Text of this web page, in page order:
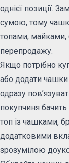
однієї позиції.
сумою, тому
топами, майками,
перепродажу.
Якщо потрібно
або додати чашки
одразу
покупчиня
топ із чашками,
додатковими
зрозумілою